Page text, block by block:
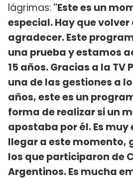
lágrimas: "Este es un
especial. Hay que volver
agradecer. Este
una prueba y estamos
15 años. Gracias a la TV
una de las gestiones a
años, este es un
forma de realizar si un
apostaba por él. Es
llegar a este momento,
los que participaron de
Argentinos. Es mucha